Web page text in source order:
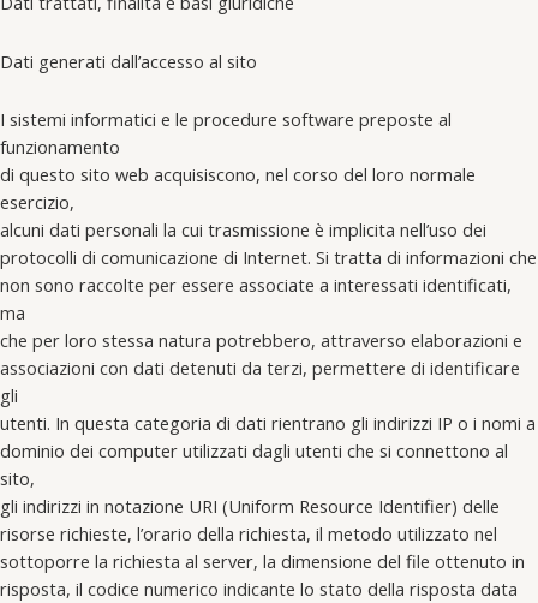
Dati generati dall’accesso al sito
I sistemi informatici e le procedure software preposte al
funzionamento
di questo sito web acquisiscono, nel corso del loro normale
esercizio,
alcuni dati personali la cui trasmissione è implicita nell’uso dei
protocolli di comunicazione di Internet. Si tratta di informazioni che
non sono raccolte per essere associate a interessati identificati,
ma
che per loro stessa natura potrebbero, attraverso elaborazioni e
associazioni con dati detenuti da terzi, permettere di identificare
gli
utenti. In questa categoria di dati rientrano gli indirizzi IP o i nomi a
dominio dei computer utilizzati dagli utenti che si connettono al
sito,
gli indirizzi in notazione URI (Uniform Resource Identifier) delle
risorse richieste, l’orario della richiesta, il metodo utilizzato nel
sottoporre la richiesta al server, la dimensione del file ottenuto in
risposta, il codice numerico indicante lo stato della risposta data